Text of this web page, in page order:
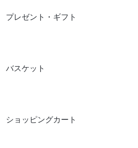
プレゼント・ギフト
バスケット
ショッピングカート